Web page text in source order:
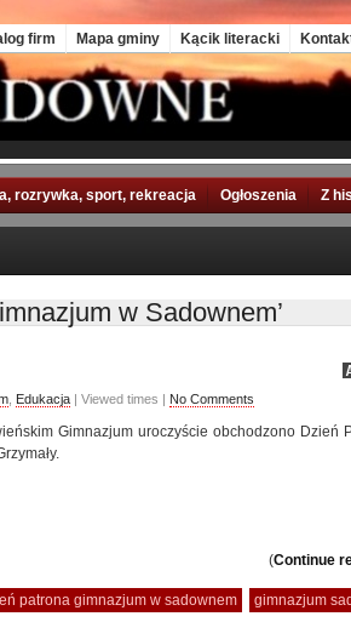
firm Mapa gminy Kącik literacki
rozrywka, sport, rekreacja Ogłoszenia Z
w Sadownem’
Edukacja | Viewed times | No Comments
Gimnazjum uroczyście obchodzono Dzień
(Continue
patrona gimnazjum w sadownem gimnazjum